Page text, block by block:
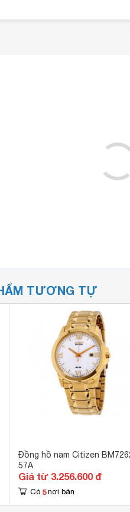
TƯƠNG TỰ
Đồng hồ nam Citizen
57A
Giá từ 3.256.600 đ
Có 5 nơi bán